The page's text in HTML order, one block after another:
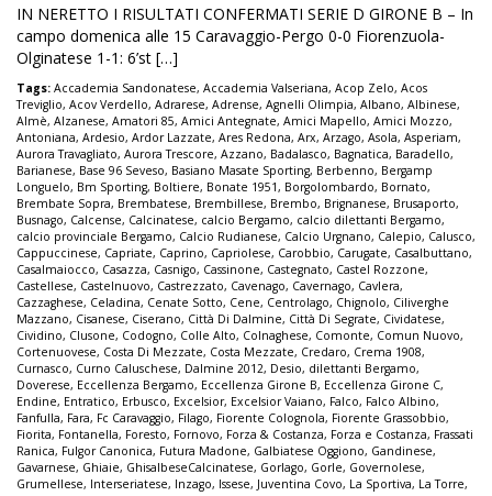
IN NERETTO I RISULTATI CONFERMATI SERIE D GIRONE B – In
campo domenica alle 15 Caravaggio-Pergo 0-0 Fiorenzuola-
Olginatese 1-1: 6’st […]
Tags: Accademia Sandonatese, Accademia Valseriana, Acop Zelo, Acos
Treviglio, Acov Verdello, Adrarese, Adrense, Agnelli Olimpia, Albano, Albinese,
Almè, Alzanese, Amatori 85, Amici Antegnate, Amici Mapello, Amici Mozzo,
Antoniana, Ardesio, Ardor Lazzate, Ares Redona, Arx, Arzago, Asola, Asperiam,
Aurora Travagliato, Aurora Trescore, Azzano, Badalasco, Bagnatica, Baradello,
Barianese, Base 96 Seveso, Basiano Masate Sporting, Berbenno, Bergamp
Longuelo, Bm Sporting, Boltiere, Bonate 1951, Borgolombardo, Bornato,
Brembate Sopra, Brembatese, Brembillese, Brembo, Brignanese, Brusaporto,
Busnago, Calcense, Calcinatese, calcio Bergamo, calcio dilettanti Bergamo,
calcio provinciale Bergamo, Calcio Rudianese, Calcio Urgnano, Calepio, Calusco,
Cappuccinese, Capriate, Caprino, Capriolese, Carobbio, Carugate, Casalbuttano,
Casalmaiocco, Casazza, Casnigo, Cassinone, Castegnato, Castel Rozzone,
Castellese, Castelnuovo, Castrezzato, Cavenago, Cavernago, Cavlera,
Cazzaghese, Celadina, Cenate Sotto, Cene, Centrolago, Chignolo, Ciliverghe
Mazzano, Cisanese, Ciserano, Città Di Dalmine, Città Di Segrate, Cividatese,
Cividino, Clusone, Codogno, Colle Alto, Colnaghese, Comonte, Comun Nuovo,
Cortenuovese, Costa Di Mezzate, Costa Mezzate, Credaro, Crema 1908,
Curnasco, Curno Caluschese, Dalmine 2012, Desio, dilettanti Bergamo,
Doverese, Eccellenza Bergamo, Eccellenza Girone B, Eccellenza Girone C,
Endine, Entratico, Erbusco, Excelsior, Excelsior Vaiano, Falco, Falco Albino,
Fanfulla, Fara, Fc Caravaggio, Filago, Fiorente Colognola, Fiorente Grassobbio,
Fiorita, Fontanella, Foresto, Fornovo, Forza & Costanza, Forza e Costanza, Frassati
Ranica, Fulgor Canonica, Futura Madone, Galbiatese Oggiono, Gandinese,
Gavarnese, Ghiaie, GhisalbeseCalcinatese, Gorlago, Gorle, Governolese,
Grumellese, Interseriatese, Inzago, Issese, Juventina Covo, La Sportiva, La Torre,